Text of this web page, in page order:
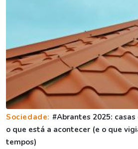
Sociedade: #Abrantes 2025:
o que está a acontecer (e o que
tempos)